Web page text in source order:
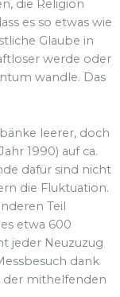
die Religion
es so etwas wie
Glaube in
werde oder
wandle. Das
leerer, doch
1990) auf ca.
dafür sind nicht
die Fluktuation.
Teil
etwa 600
jeder Neuzuzug
dank
der mithelfenden